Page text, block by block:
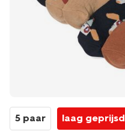
5 paar laag geprijsd